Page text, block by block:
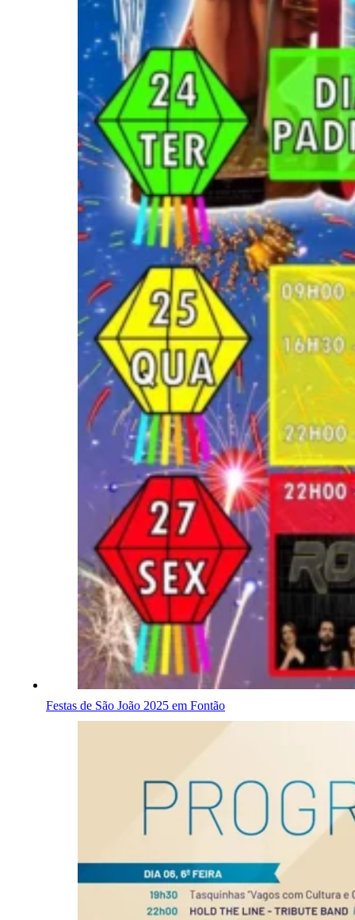
Festas de São João 2025 em Fontão